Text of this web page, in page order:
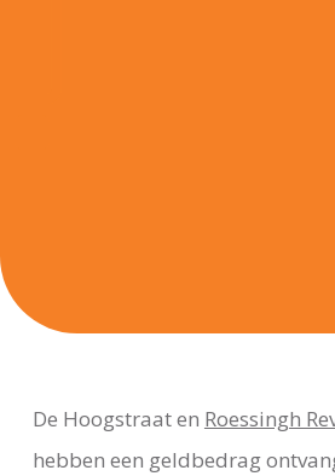
De Hoogstraat en Roessingh
hebben een geldbedrag